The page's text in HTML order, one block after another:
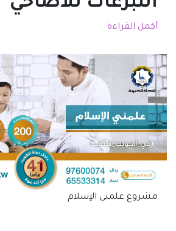
أكمل القراءة
مشروع علمني الإسلام